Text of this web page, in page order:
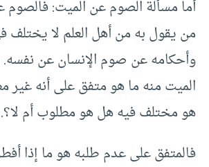
أما مسألة الصوم عن الميت:
من يقول به من أهل العلم لا يختلف
وأحكامه عن صوم الإنسان عن
الميت منه ما هو متفق على أنه غير
هو مختلف فيه هل هو مطلوب أم لا؟.
فالمتفق على عدم طلبه هو ما إذا